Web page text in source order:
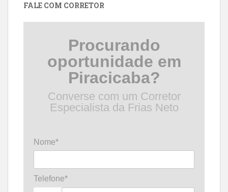
FALE COM CORRETOR
Procurando
oportunidade em
Piracicaba?
Converse com um Corretor
Especialista da Frias Neto
Nome*
Telefone*